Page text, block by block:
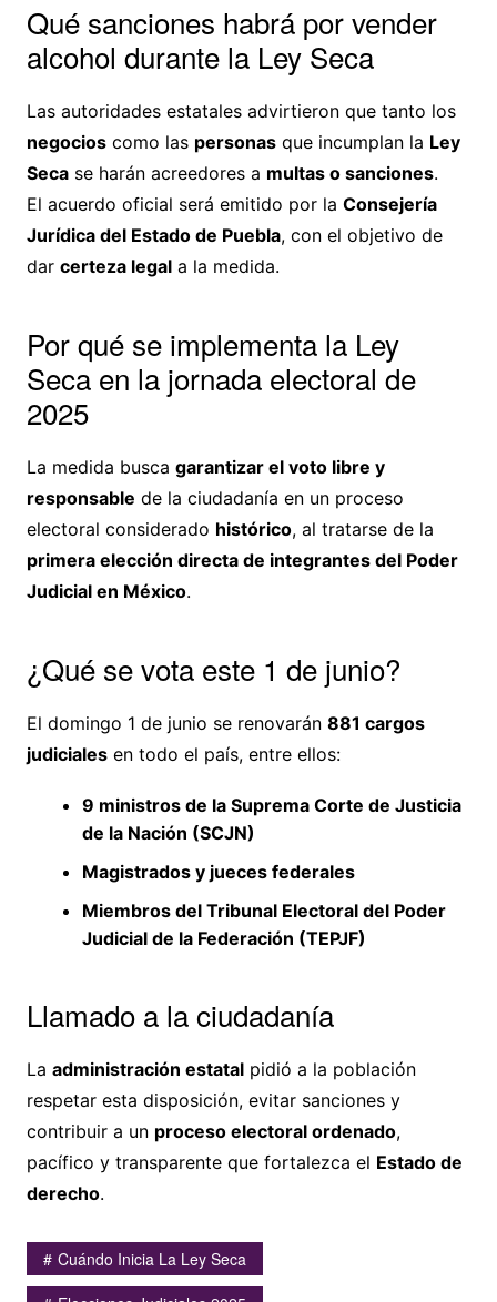
Qué sanciones habrá por vender
alcohol durante la Ley Seca
Las autoridades estatales advirtieron que tanto los
negocioscomo las personasque incumplan la Ley
Secase harán acreedores a multas o sanciones.
El acuerdo oficial será emitido por la Consejería
Jurídica del Estado de Puebla, con el objetivo de
dar certeza legala la medida.
Por qué se implementa la Ley
Seca en la jornada electoral de
2025
La medida busca garantizar el voto libre y
responsable de la ciudadanía en un proceso
electoral considerado histórico, al tratarse de la
primera elección directa de integrantes del Poder
Judicial en México.
¿Qué se vota este 1 de junio?
El domingo 1 de junio se renovarán 881 cargos
judicialesen todo el país, entre ellos:
9 ministros de la Suprema Corte de Justicia
de la Nación (SCJN)
Magistrados y jueces federales
Miembros del Tribunal Electoral del Poder
Judicial de la Federación (TEPJF)
Llamado a la ciudadanía
La administración estatalpidió a la población
respetar esta disposición, evitar sanciones y
contribuir a un proceso electoral ordenado,
pacífico y transparente que fortalezca el Estado de
derecho.
Cuándo Inicia La Ley Seca